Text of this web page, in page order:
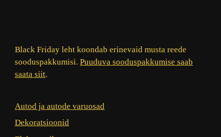
Black Friday leht koondab erinevaid musta reede
sooduspakkumisi. Puuduva sooduspakkumise saab
saata siit.
Autod ja autode varuosad
Dekoratsioonid